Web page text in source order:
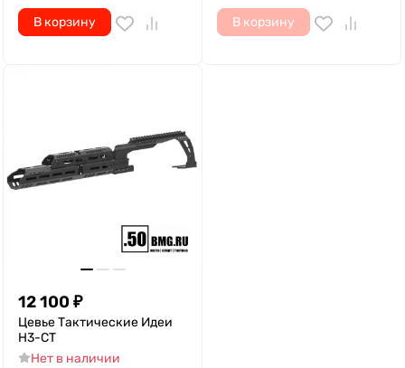
В корзину В корзину
12 100 ₽
Цевье Тактические Идеи
Н3-СТ
Нет в наличии